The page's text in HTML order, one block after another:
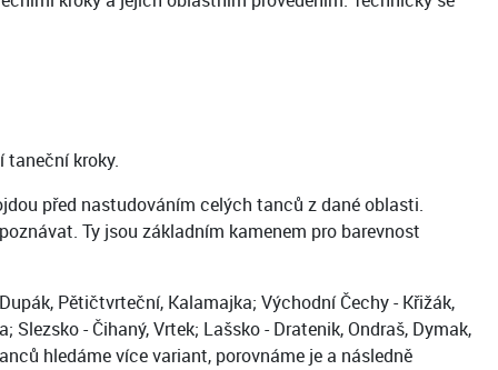
taneční kroky.
před nastudováním celých tanců z dané oblasti.
Ty jsou základním kamenem pro barevnost
Pětičtvrteční, Kalamajka; Východní Čechy - Křižák,
- Čihaný, Vrtek; Lašsko - Dratenik, Ondraš, Dymak,
hledáme více variant, porovnáme je a následně